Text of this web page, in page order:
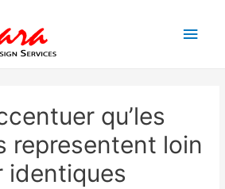
Main
qu’les
representent loin
identiques